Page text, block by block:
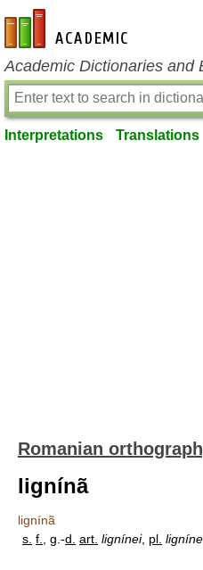
en-academic.com
Academic Dictionaries and
Interpretations Translations
Romanian
lignínã
lignínã
s. f. , g.-d. art. lignínei, pl. ligníne